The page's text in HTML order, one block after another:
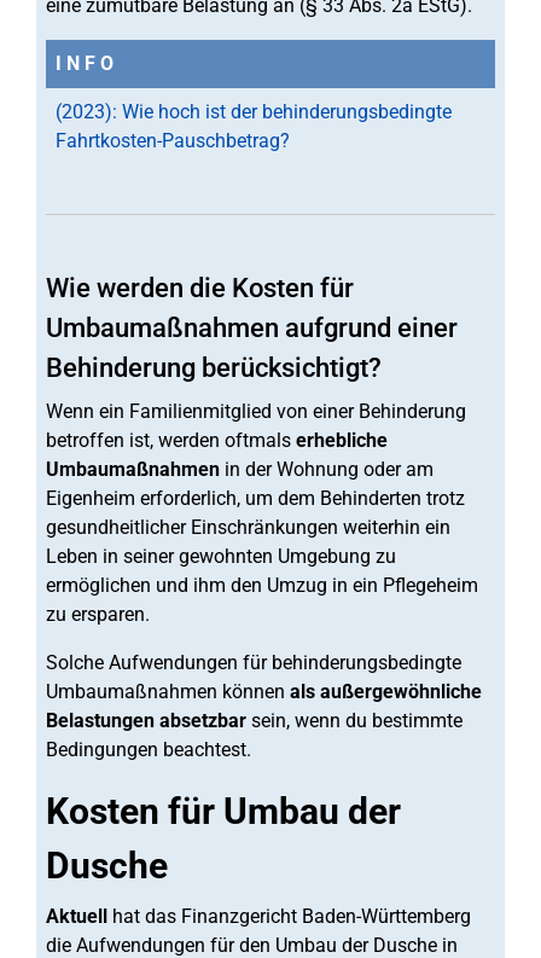
eine zumutbare Belastung an (§ 33 Abs. 2a EStG).
I N F O
(2023): Wie hoch ist der behinderungsbedingte
Fahrtkosten-Pauschbetrag?
Wie werden die Kosten für
Umbaumaßnahmen aufgrund einer
Behinderung berücksichtigt?
Wenn ein Familienmitglied von einer Behinderung
betroffen ist, werden oftmals erhebliche
Umbaumaßnahmen in der Wohnung oder am
Eigenheim erforderlich, um dem Behinderten trotz
gesundheitlicher Einschränkungen weiterhin ein
Leben in seiner gewohnten Umgebung zu
ermöglichen und ihm den Umzug in ein Pflegeheim
zu ersparen.
Solche Aufwendungen für behinderungsbedingte
Umbaumaßnahmen können als außergewöhnliche
Belastungen absetzbar sein, wenn du bestimmte
Bedingungen beachtest.
Kosten für Umbau der
Dusche
Aktuell hat das Finanzgericht Baden-Württemberg
die Aufwendungen für den Umbau der Dusche in